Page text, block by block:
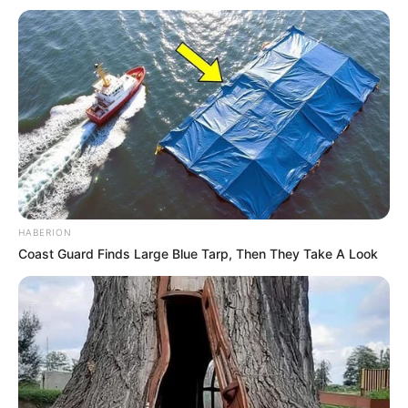
schneiden.
3. Wenn die Kartoffeln gar sind, diese abgießen
und kurz mit kaltem Wasser abschrecken, damit
sie sich leichter schälen lassen. Die Kartoffeln
pellen und in Scheiben schneiden.
4. In einer großen Schüssel die Gemüsebrühe,
Mayonnaise, Essig und Senf vermischen. Die
Zwiebelwürfel und Essiggurken hinzufügen und
gut verrühren.
5. Die Kartoffelscheiben vorsichtig unter die
Dressing-Mischung heben, bis alle Kartoffeln
gleichmäßig damit bedeckt sind. Mit Salz und
Pfeffer abschmecken.
HABERION
Coast Guard Finds Large Blue Tarp, Then They Take A Look